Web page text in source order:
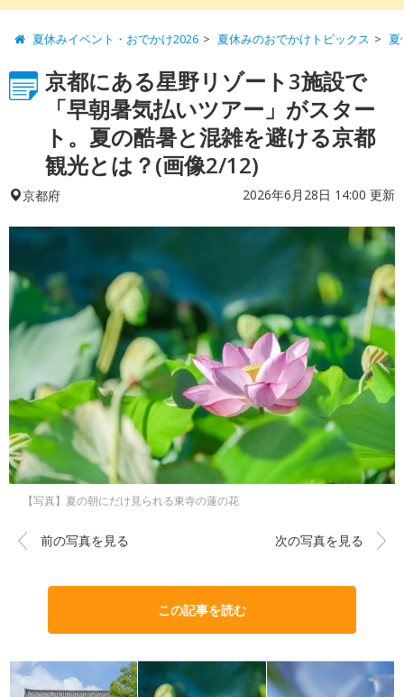
夏休みイベント・おでかけ2026 夏休みのおでかけトピックス 夏
京都にある星野リゾート3施設で
「早朝暑気払いツアー」がスター
ト。夏の酷暑と混雑を避ける京都
観光とは？(画像2/12)
京都府 2026年6月28日 14:00 更新
【写真】夏の朝にだけ見られる東寺の蓮の花
前の写真を見る 次の写真を見る
この記事を読む